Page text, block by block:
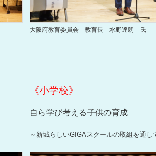
大阪府教育委員会 教育長 水野達朗 氏
《小学校》
自ら学び考える子供の育成
～新城らしいGIGAスクールの取組を通し